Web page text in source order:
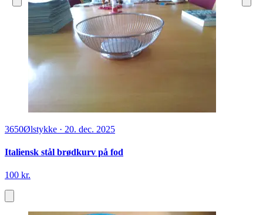
3650Ølstykke · 20. dec. 2025
Italiensk stål brødkurv på fod
100 kr.